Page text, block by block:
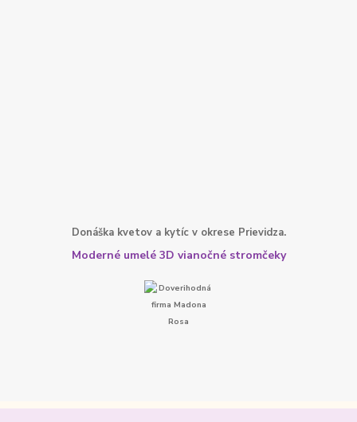
Donáška kvetov a kytíc v okrese Prievidza.
Moderné umelé 3D vianočné stromčeky